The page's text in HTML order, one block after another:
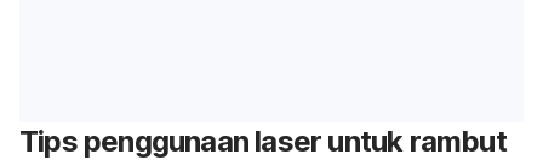
Tips penggunaan laser untuk rambut